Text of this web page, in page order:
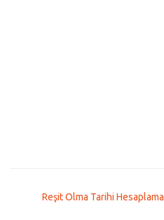
Reşit Olma Tarihi Hesaplama